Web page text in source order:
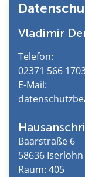
Vladimir
Telefon:
02371 566
E-Mail:
Baarstraße 6
58636 Iserlohn
Raum: 405